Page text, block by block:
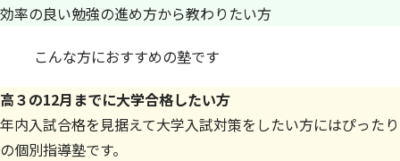
効率の良い勉強の進め方から教わりたい方
こんな方におすすめの塾です
高３の12月までに大学合格したい方
年内入試合格を見据えて大学入試対策をしたい方にはぴったり
の個別指導塾です。